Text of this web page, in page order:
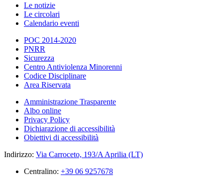
Le notizie
Le circolari
Calendario eventi
POC 2014-2020
PNRR
Sicurezza
Centro Antiviolenza Minorenni
Codice Disciplinare
Area Riservata
Amministrazione Trasparente
Albo online
Privacy Policy
Dichiarazione di accessibilità
Obiettivi di accessibilità
Indirizzo: Via Carroceto, 193/A Aprilia (LT)
Centralino: +39 06 9257678